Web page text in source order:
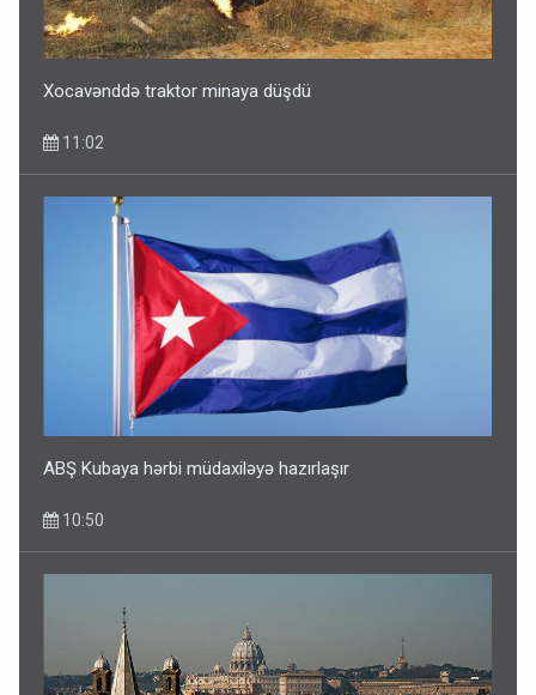
Xocavənddə traktor minaya düşdü
11:02
ABŞ Kubaya hərbi müdaxiləyə hazırlaşır
10:50